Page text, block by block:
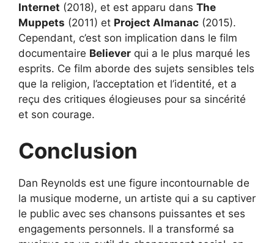
Internet (2018), et est apparu dans The
Muppets (2011) et Project Almanac (2015).
Cependant, c’est son implication dans le film
documentaire Believer qui a le plus marqué les
esprits. Ce film aborde des sujets sensibles tels
que la religion, l’acceptation et l’identité, et a
reçu des critiques élogieuses pour sa sincérité
et son courage.
Conclusion
Dan Reynolds est une figure incontournable de
la musique moderne, un artiste qui a su captiver
le public avec ses chansons puissantes et ses
engagements personnels. Il a transformé sa